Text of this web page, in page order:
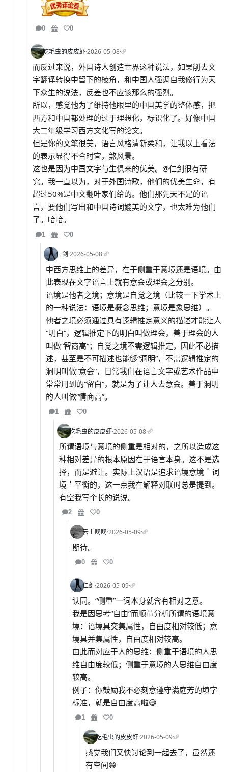
0 0
吃毛虫的皮皮虾·2026-05-08·
而反过来说，外国诗人创造世界这种说法，如果削去文
字翻译转换中留下的棱角，和中国人强调自我修行为天
下众生的说法，反差也不应该那么的强烈。
所以，感觉他为了维持他眼里的中国美学的整体感，把
西方和中国都处理的过于理想化，标识化了。好像中国
大二年级学习西方文化写的论文。
但是你的文笔很美，语言风格清新柔和，让我以上看法
的表示显得不合时宜，煞风景。
这也是因为中国文字与生俱来的优美。@仁剑很有研
究。我一直以为，对于外国诗歌，他们的优美生命，有
超过50%是中文翻叶家们给的。他们那先天不足的语
言，要他们写出和中国诗词媲美的文字，也太难为他们
了。哈哈。
1 0
仁剑·2026-05-08·
中西方思维上的差异，在于侧重于意境还是语境。由
此表现在文字语言上就有意会或理会之分别。
语境是他者之境；意境是自觉之境（比较一下学术上
的一种说法：语境是概念思维；意境是象思维）。
他者之境必须通过具有逻辑推定意义的描述才能让人
“明白”，逻辑推定下的明白叫做理会，善于理会的人
叫做“智商高”；自觉之境不需逻辑推定，因此不必描
述，甚至是不可描述也能够“洞明”，不需逻辑推定的
洞明叫做“意会”，日常我们在语言文字或艺术作品中
常常用到的“留白”，就是为了让人去意会。善于洞明
的人叫做“情商高”。
1 0
吃毛虫的皮皮虾·2026-05-08·
所谓语境与意境的侧重是相对的，之所以造成这
种相对差异的根本原因在于语言本身。这不是选
择，而是避让。实际上汉语是追求语境意境＇词
境＇平衡的，这一点我在解释对联时总是提到。
有空我写个长的说说。
2 0
云上咚咚·2026-05-09·
期待。
0 0
仁剑·2026-05-09·
认同。“侧重”一词本身就含有相对之意。
我是因思考“自由”而顺带分析所谓的语境意
境：语境具交集属性，自由度相对较低；意
境具并集属性，自由度相对较高。
由此而对应于人的思维：侧重于语境的人思
维自由度较低；侧重于意境的人思维自由度
较高。
例子：你鼓励我不必刻意遵守满庭芳的填字
标准，就是自由度高啦😄
1 0
吃毛虫的皮皮虾·2026-05-09·
感觉我们又快讨论到一起去了，虽然还
有空间😁